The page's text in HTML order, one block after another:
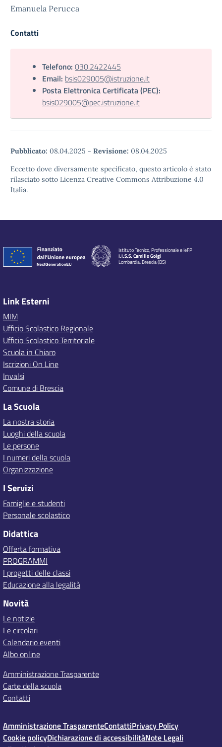
Emanuela Perucca
Contatti
Telefono: 030.2422445
Email: bsis029005@istruzione.it
Posta Elettronica Certificata (PEC):
bsis029005@pec.istruzione.it
Pubblicato: 08.04.2025 - Revisione: 08.04.2025
Eccetto dove diversamente specificato, questo articolo è stato
rilasciato sotto Licenza Creative Commons Attribuzione 4.0
Italia.
Istituto Tecnico, Professionale e IeFP
I.I.S.S. Camillo Golgi
Lombardia, Brescia (BS)
Link Esterni
MIM
Ufficio Scolastico Regionale
Ufficio Scolastico Territoriale
Scuola in Chiaro
Iscrizioni On Line
Invalsi
Comune di Brescia
La Scuola
La nostra storia
Luoghi della scuola
Le persone
I numeri della scuola
Organizzazione
I Servizi
Famiglie e studenti
Personale scolastico
Didattica
Offerta formativa
PROGRAMMI
I progetti delle classi
Educazione alla legalità
Novità
Le notizie
Le circolari
Calendario eventi
Albo online
Amministrazione Trasparente
Carte della scuola
Contatti
Amministrazione TrasparenteContattiPrivacy Policy
Cookie policyDichiarazione di accessibilitàNote Legali